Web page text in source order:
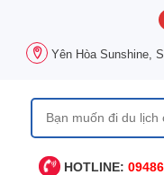
Yên Hòa Sunshine,
Tìm
kiếm
HOTLINE: